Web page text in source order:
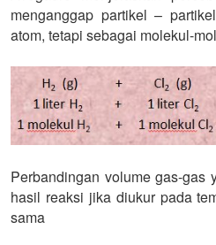
menganggap partikel –
atom, tetapi sebagai molekul-
Perbandingan volume gas-gas
hasil reaksi jika diukur pada
sama